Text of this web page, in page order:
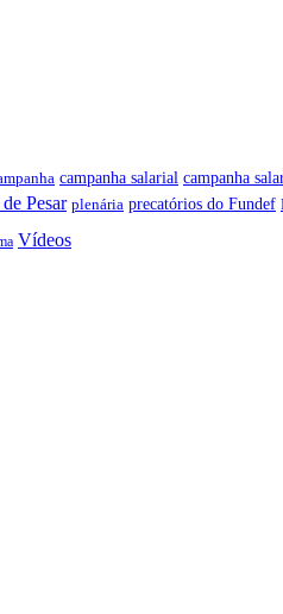
campanha salarial campanha
Pesar plenária precatórios do Fundef
Vídeos